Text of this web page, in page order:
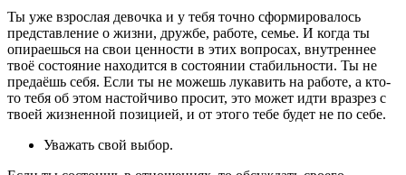
Ты уже взрослая девочка и у тебя точно сформировалось
представление о жизни, дружбе, работе, семье. И когда ты
опираешься на свои ценности в этих вопросах, внутреннее
твоё состояние находится в состоянии стабильности. Ты не
предаёшь себя. Если ты не можешь лукавить на работе, а кто-
то тебя об этом настойчиво просит, это может идти вразрез с
твоей жизненной позицией, и от этого тебе будет не по себе.
Уважать свой выбор.